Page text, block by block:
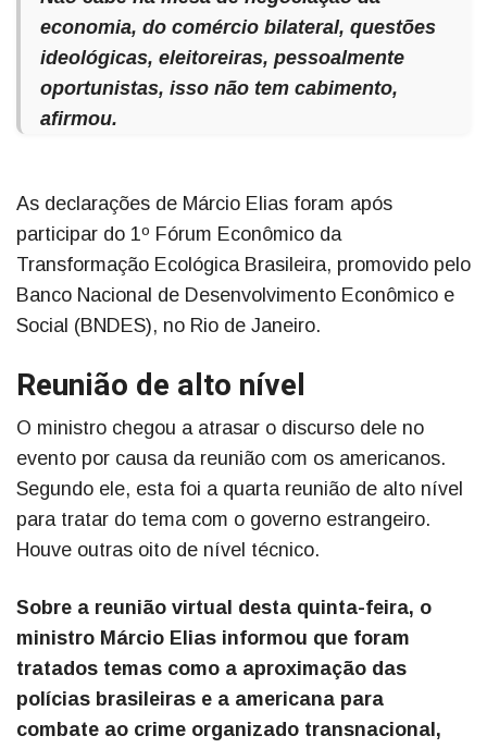
economia, do comércio bilateral, questões
ideológicas, eleitoreiras, pessoalmente
oportunistas, isso não tem cabimento,
afirmou.
As declarações de Márcio Elias foram após
participar do 1º Fórum Econômico da
Transformação Ecológica Brasileira, promovido pelo
Banco Nacional de Desenvolvimento Econômico e
Social (BNDES), no Rio de Janeiro.
Reunião de alto nível
O ministro chegou a atrasar o discurso dele no
evento por causa da reunião com os americanos.
Segundo ele, esta foi a quarta reunião de alto nível
para tratar do tema com o governo estrangeiro.
Houve outras oito de nível técnico.
Sobre a reunião virtual desta quinta-feira, o
ministro Márcio Elias informou que foram
tratados temas como a aproximação das
polícias brasileiras e a americana para
combate ao crime organizado transnacional,